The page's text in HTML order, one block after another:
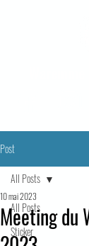
Post
All Posts
Sticker
All Posts
Meeting du
10 mai 2023